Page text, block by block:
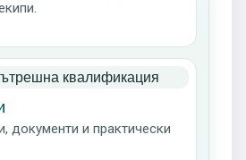
документи и практически